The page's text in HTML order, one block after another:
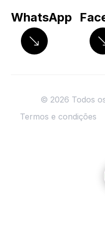
WhatsApp
© 2026 Todos
Termos e condições